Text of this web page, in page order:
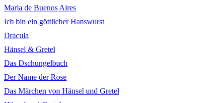
Maria de Buenos Aires
Ich bin ein göttlicher Hanswurst
Dracula
Hänsel & Gretel
Das Dschungelbuch
Der Name der Rose
Das Märchen von Hänsel und Gretel